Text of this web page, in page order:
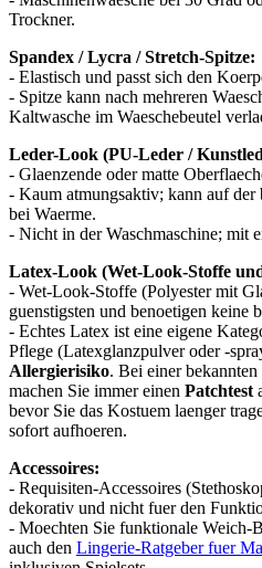
Trockner.
Spandex / Lycra / Stretch-Spitze:
- Elastisch und passt sich den
- Spitze kann nach mehreren
Kaltwasche im Waeschebeutel
Leder-Look (PU-Leder /
- Glaenzende oder matte
- Kaum atmungsaktiv; kann auf der
bei Waerme.
- Nicht in der Waschmaschine; mit
Latex-Look (Wet-Look-Stoffe
- Wet-Look-Stoffe (Polyester mit
guenstigsten und benoetigen keine
- Echtes Latex ist eine eigene
Pflege (Latexglanzpulver oder -
Allergierisiko. Bei einer
machen Sie immer einen Patchtest
bevor Sie das Kostuem laenger
sofort aufhoeren.
Accessoires:
- Requisiten-Accessoires
dekorativ und nicht fuer den
- Moechten Sie funktionale Weich-
auch den Lingerie-Ratgeber fuer